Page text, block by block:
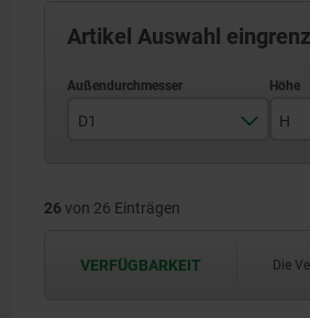
Artikel Auswahl
D1
32
H
26 von 26 Einträgen
VERFÜGBARKEIT Die